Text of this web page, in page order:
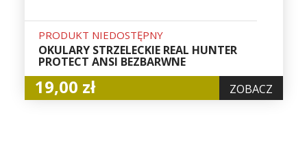
PRODUKT NIEDOSTĘPNY
OKULARY STRZELECKIE REAL HUNTER
PROTECT ANSI BEZBARWNE
19,00 zł ZOBACZ